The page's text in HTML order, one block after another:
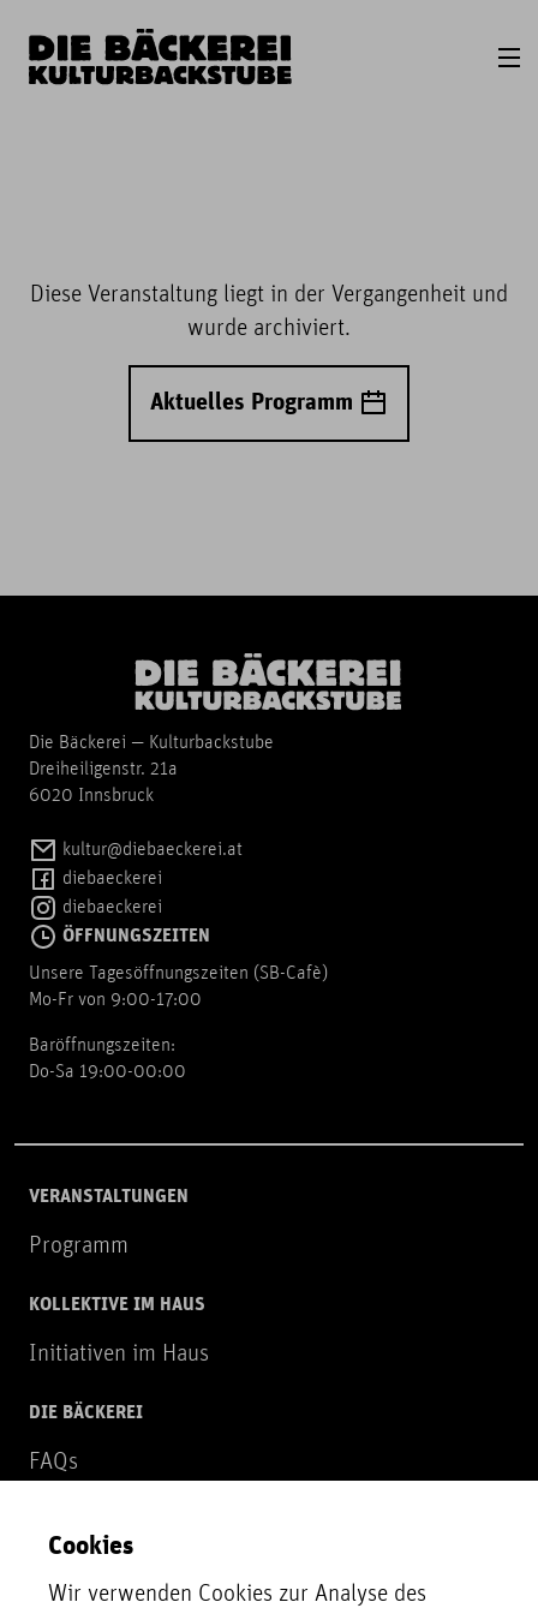
Diese Veranstaltung liegt in der Vergangenheit und
wurde archiviert.
Aktuelles Programm
Die Bäckerei — Kulturbackstube
Dreiheiligenstr. 21a
6020 Innsbruck
kultur@diebaeckerei.at
diebaeckerei
diebaeckerei
ÖFFNUNGSZEITEN
Unsere Tagesöffnungszeiten (SB-Cafè)
Mo-Fr von 9:00-17:00
Baröffnungszeiten:
Do-Sa 19:00-00:00
VERANSTALTUNGEN
Programm
KOLLEKTIVE IM HAUS
Initiativen im Haus
DIE BÄCKEREI
FAQs
NEWSLETTER
Zur Newsletter Anmeldung
Cookies
Wir verwenden Cookies zur Analyse des